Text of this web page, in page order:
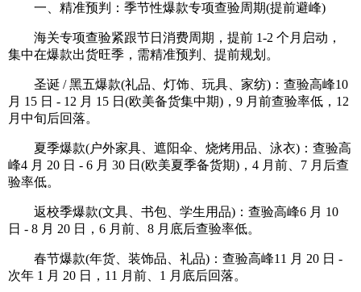
一、精准预判：季节性爆款专项查验周期(提前避峰)
海关专项查验紧跟节日消费周期，提前 1-2 个月启动，
集中在爆款出货旺季，需精准预判、提前规划。
圣诞 / 黑五爆款(礼品、灯饰、玩具、家纺)：查验高峰10
月 15 日 - 12 月 15 日(欧美备货集中期)，9 月前查验率低，12
月中旬后回落。
夏季爆款(户外家具、遮阳伞、烧烤用品、泳衣)：查验高
峰4 月 20 日 - 6 月 30 日(欧美夏季备货期)，4 月前、7 月后查
验率低。
返校季爆款(文具、书包、学生用品)：查验高峰6 月 10
日 - 8 月 20 日，6 月前、8 月底后查验率低。
春节爆款(年货、装饰品、礼品)：查验高峰11 月 20 日 -
次年 1 月 20 日，11 月前、1 月底后回落。